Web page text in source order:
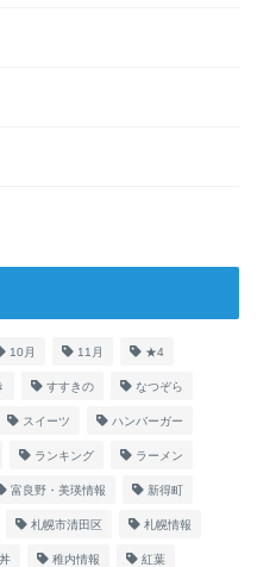
10月 11月 ★4
すすきの なつぞら
スイーツ ハンバーガー
ランキング ラーメン
富良野・美瑛情報 新得町
札幌市清田区 札幌情報
稚内情報 紅葉